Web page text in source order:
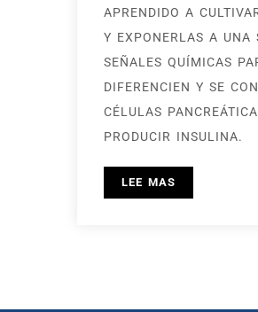
APRENDIDO A
Y EXPONERLAS A UNA
SEÑALES QUÍMICAS
DIFERENCIEN Y SE
CÉLULAS
PRODUCIR INSULINA.
LEE MAS